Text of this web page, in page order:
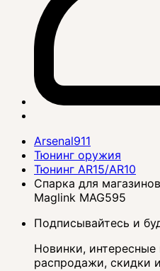
Arsenal911
Тюнинг оружия
Тюнинг AR15/AR10
Спарка для
Maglink MAG595
Подписывайтесь и
Новинки,
распродажи, скидки